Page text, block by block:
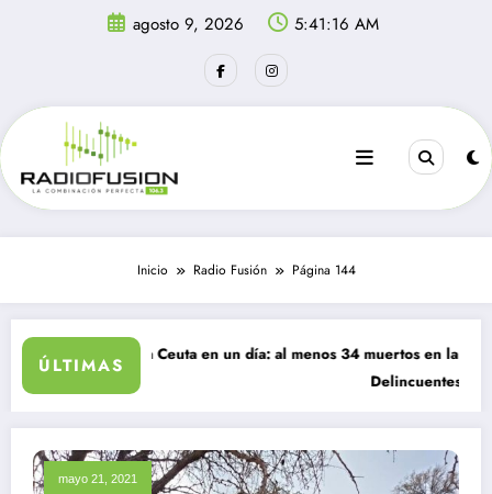
agosto 9, 2026 5:41:17 AM
Inicio Radio Fusión Página 144
ÚLTIMAS
a Ceuta en un día: al menos 34 muertos en la crisis.
Delincuentes matan a joven
mayo 21, 2021